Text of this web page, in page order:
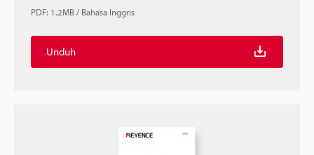
PDF: 1.2MB/Bahasa Inggris
Unduh